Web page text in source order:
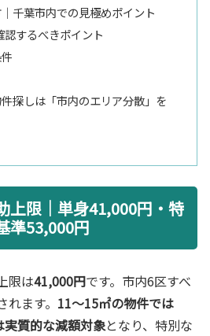
千葉市内での見極めポイント
するべきポイント
探しは「市内のエリア分散」を
上限｜単身41,000円・特
準53,000円
限は41,000円です。市内6区すべ
ます。 11〜15㎡の物件では
質的な減額対象となり、特別な